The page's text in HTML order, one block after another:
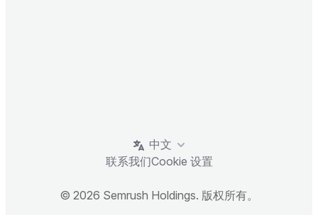
中文
联系我们Cookie 设置
© 2026 Semrush Holdings. 版权所有。